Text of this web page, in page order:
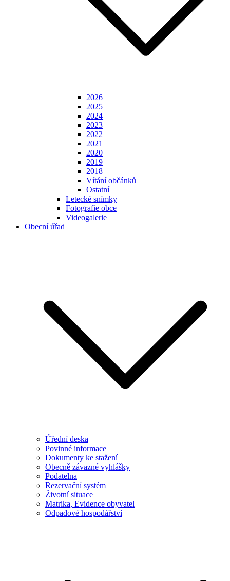
2026
2025
2024
2023
2022
2021
2020
2019
2018
Vítání občánků
Ostatní
Letecké snímky
Fotografie obce
Videogalerie
Obecní úřad
Úřední deska
Povinné informace
Dokumenty ke stažení
Obecně závazné vyhlášky
Podatelna
Rezervační systém
Životní situace
Matrika, Evidence obyvatel
Odpadové hospodářství